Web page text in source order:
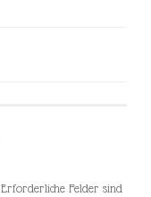
Erforderliche Felder sind